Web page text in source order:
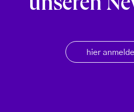
unseren
hier